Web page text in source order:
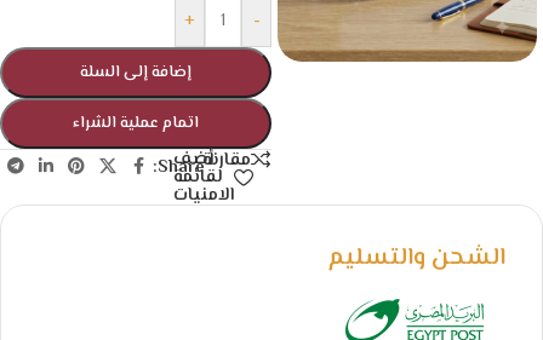
-
+
إضافة إلى السلة
اتمام عملية الشراء
مقارنةأضف
لقائمة
الامنيات
Share:
الشحن والتسليم